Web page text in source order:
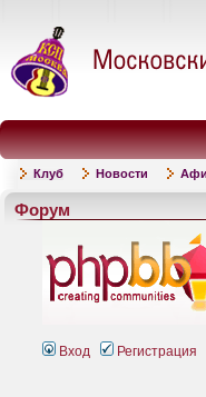
Клуб Новости
Форум
Вход Регистрация